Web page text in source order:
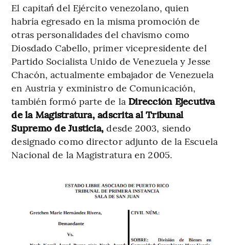
El capitań del Ejército venezolano, quien
habría egresado en la misma promoción de
otras personalidades del chavismo como
Diosdado Cabello, primer vicepresidente del
Partido Socialista Unido de Venezuela y Jesse
Chacón, actualmente embajador de Venezuela
en Austria y exministro de Comunicación,
también formó parte de la Dirección Ejecutiva
de la Magistratura, adscrita al Tribunal
Supremo de Justicia,desde 2003, siendo
designado como director adjunto de la Escuela
Nacional de la Magistratura en 2005.